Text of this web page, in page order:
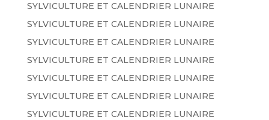
SYLVICULTURE ET CALENDRIER LUNAIRE
SYLVICULTURE ET CALENDRIER LUNAIRE
SYLVICULTURE ET CALENDRIER LUNAIRE
SYLVICULTURE ET CALENDRIER LUNAIRE
SYLVICULTURE ET CALENDRIER LUNAIRE
SYLVICULTURE ET CALENDRIER LUNAIRE
SYLVICULTURE ET CALENDRIER LUNAIRE